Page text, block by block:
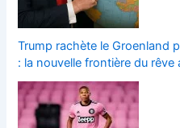
Trump rachète le Groenland
: la nouvelle frontière du rêve